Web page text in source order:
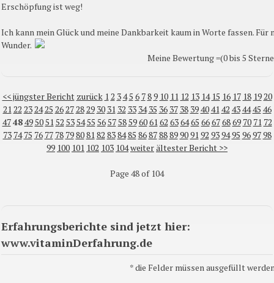
Erschöpfung ist weg!
Ich kann mein Glück und meine Dankbarkeit kaum in Worte fassen. Für
Wunder.
Meine Bewertung =(0 bis 5
<< jüngster Bericht zurück 12 345 6 789 10 11 12 13 14 15 16 17 18 1920
2122 232425 26272829 30 31 32 33 34 35 36 37 38 39404142 434445 46
474849505152 535455 56575859606162 636465 66676869 70 71 72
73 74 75 76 77 78 79808182 838485 86878889909192 939495 969798
99 100 101 102 103 104weiterältester Bericht >>
Page 48 of 104
Erfahrungsberichte sind jetzt hier:
www.vitaminDerfahrung.de
*die Felder müssen ausgefüllt